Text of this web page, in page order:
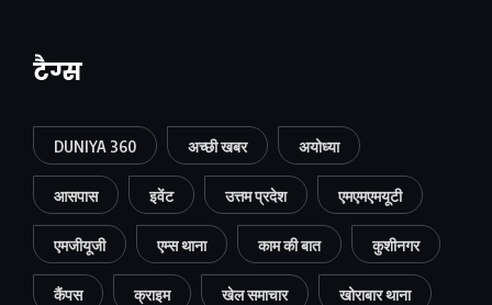
टैग्स
DUNIYA 360 अच्छी खबर अयोध्या
आसपास इवेंट उत्तम प्रदेश एमएमएमयूटी
एमजीयूजी एम्स थाना काम की बात कुशीनगर
कैंपस क्राइम खेल समाचार खोराबार थाना